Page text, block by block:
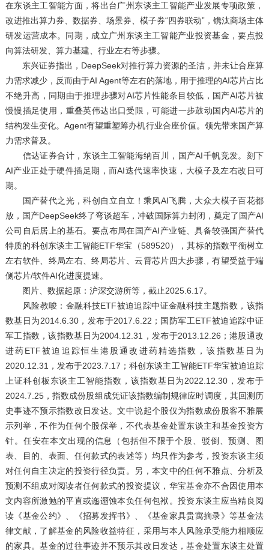
在东谈主工智能方面，将出台广州东谈主工智能产业发展专项政策，
改进推出算力券、数据券、场景券、模子券“四券联动”，镌汰商场主体
研发运营成本。同期，成立广州东谈主工智能产业投资基金，要点投
向算法研发、算力基建、行业左右等步骤。
东兴证券指出，DeepSeek对推行算力资源的圣洁，并未让合座算
力需求减少，反而由于AI Agent等左右的落地，用于推理的AI芯片占比
不绝升高，同期由于推理步骤对AI芯片性能条目较低，国产AI芯片被
慢慢插足使用，重叠英伟达出口受限，可能进一步鼓动国内AI芯片的
结构发生变化。Agent有望重塑筹办机行业合座价值。领先带来国产算
力需求普及。
信达证券合计，东谈主工智能海纳百川，国产AI千帆竞发。刻下
AI产业正处于硬件插足期，而AI迭代速率快速，大模子及左右改日可
期。
国产替代之光，科创自立自立！乘风AI飞腾，大众大模子百花都
放，国产DeepSeek终了弯谈超车，冲破国际算力封闭，奠定了国产AI
公司自后居上的基石。要点布局在国产AI产业链、具备较强国产替代
特质的科创东谈主工智能ETF华宝（589520），其标的指数平衡树立
左右软件、终局左右、终局芯片、云霄芯片四大步骤，有望受益于端
侧芯片/软件AI化进度提速。
图片、数据起原：沪深交游所等，截止2025.6.17。
风险教唆：金融科技ETF被迫追踪中证金融科技主题指数，该指
数基日为2014.6.30，发布于2017.6.22；国防军工ETF被迫追踪中证
军工指数，该指数基日为2004.12.31，发布于2013.12.26；港股通改
进药ETF被迫追踪恒生港股通改进药精选指数，该指数基日为
2020.12.31，发布于2023.7.17；科创东谈主工智能ETF华宝被迫追踪
上证科创板东谈主工智能指数，该指数基日为2022.12.30，发布于
2024.7.25，指数成份股组成凭证该指数编制规律应时调度，其回测历
史事迹不预示指数改日发达。文中说起个股仅为指数成份股客不雅展
示列举，不作为任何个股保举，不代表基金处置东谈主和基金投资方
针。任安在本文出现的信息（包括但不限于个股、驳倒、预测、图
表、目的、表面、任何款式的表述等）均只作为参考，投资东谈主须
对任何自主决定的投资行径负责。另，本文中的任何不雅点、分析及
预测不组成对阅读者任何款式的投资提议，华宝基金亦不合因使用本
文内容所激勉的平直或迤逦蚀本负任何包袱。投资东谈主应当精良阅
读《基金公约》、《招募发挥书》、《基金家具贵寓摘录》等基金法
律文献，了解基金的风险收益特征，采用与本人风险承受能力相顺应
的家具。基金的过往事迹并不预示其改日发达，基金处置东谈主处置